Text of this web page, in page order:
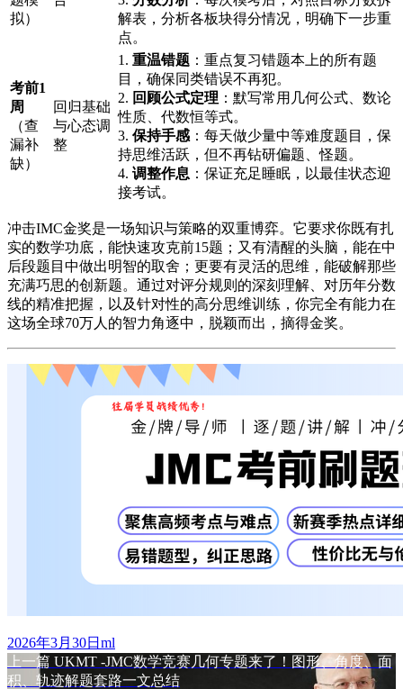
拟）
解表，分析各板块得分情况，明确下一步重
点。
考前1
周
（查
漏补
缺）
回归基础
与心态调
整
1. 重温错题 ：重点复习错题本上的所有题
目，确保同类错误不再犯。
2. 回顾公式定理 ：默写常用几何公式、数论
性质、代数恒等式。
3. 保持手感 ：每天做少量中等难度题目，保
持思维活跃，但不再钻研偏题、怪题。
4. 调整作息 ：保证充足睡眠，以最佳状态迎
接考试。
冲击IMC金奖是一场知识与策略的双重博弈。它要求你既有扎
实的数学功底，能快速攻克前15题；又有清醒的头脑，能在中
后段题目中做出明智的取舍；更要有灵活的思维，能破解那些
充满巧思的创新题。通过对评分规则的深刻理解、对历年分数
线的精准把握，以及针对性的高分思维训练，你完全有能力在
这场全球70万人的智力角逐中，脱颖而出，摘得金奖。
发
布
于
2026年3月30日 作
者
ml
文
上一篇 上
篇
UKMT -JMC数学竞赛几何专题来了！图形、角度、面
积、轨迹解题套路一文总结